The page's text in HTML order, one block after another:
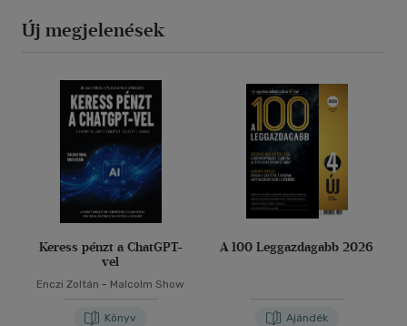
Új megjelenések
Keress pénzt a ChatGPT-
vel
Enczi Zoltán - Malcolm Show
Könyv
A 100 Leggazdagabb 2026
Ajándék